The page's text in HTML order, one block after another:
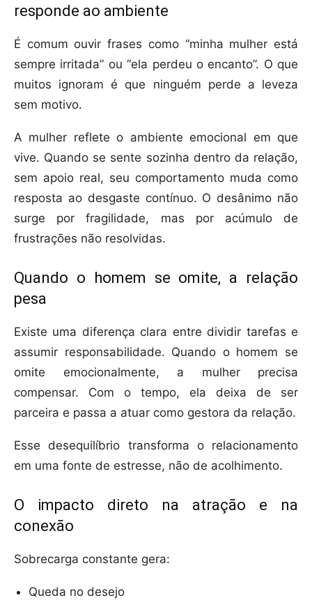
responde ao ambiente
É comum ouvir frases como “minha mulher está
sempre irritada” ou “ela perdeu o encanto”. O que
muitos ignoram é que ninguém perde a leveza
sem motivo.
A mulher reflete o ambiente emocional em que
vive. Quando se sente sozinha dentro da relação,
sem apoio real, seu comportamento muda como
resposta ao desgaste contínuo. O desânimo não
surge por fragilidade, mas por acúmulo de
frustrações não resolvidas.
Quando o homem se omite, a relação
pesa
Existe uma diferença clara entre dividir tarefas e
assumir responsabilidade. Quando o homem se
omite emocionalmente, a mulher precisa
compensar. Com o tempo, ela deixa de ser
parceira e passa a atuar como gestora da relação.
Esse desequilíbrio transforma o relacionamento
em uma fonte de estresse, não de acolhimento.
O impacto direto na atração e na
conexão
Sobrecarga constante gera:
Queda no desejo